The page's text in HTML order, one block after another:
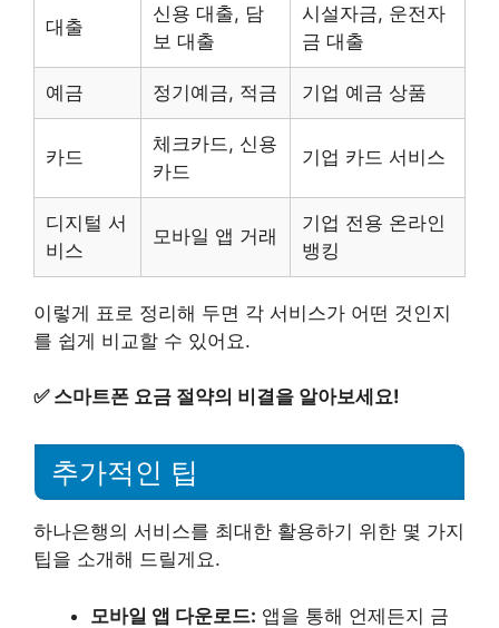
대출
신용 대출, 담
보 대출
시설자금, 운전자
금 대출
예금 정기예금, 적금 기업 예금 상품
카드
체크카드, 신용
카드
기업 카드 서비스
디지털 서
비스
모바일 앱 거래
기업 전용 온라인
뱅킹
이렇게 표로 정리해 두면 각 서비스가 어떤 것인지
를 쉽게 비교할 수 있어요.
✅ 스마트폰 요금 절약의 비결을 알아보세요!
추가적인 팁
하나은행의 서비스를 최대한 활용하기 위한 몇 가지
팁을 소개해 드릴게요.
모바일 앱 다운로드: 앱을 통해 언제든지 금